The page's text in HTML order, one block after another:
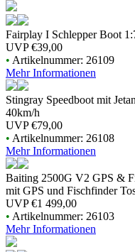
Fairplay I Schlepper Boot
UVP€39,00
• Artikelnummer: 26109
Mehr Informationen
Stingray Speedboot mit
40km/h
UVP€79,00
• Artikelnummer: 26108
Mehr Informationen
Baiting 2500G V2 GPS &
mit GPS und Fischfinder
UVP€1 499,00
• Artikelnummer: 26103
Mehr Informationen